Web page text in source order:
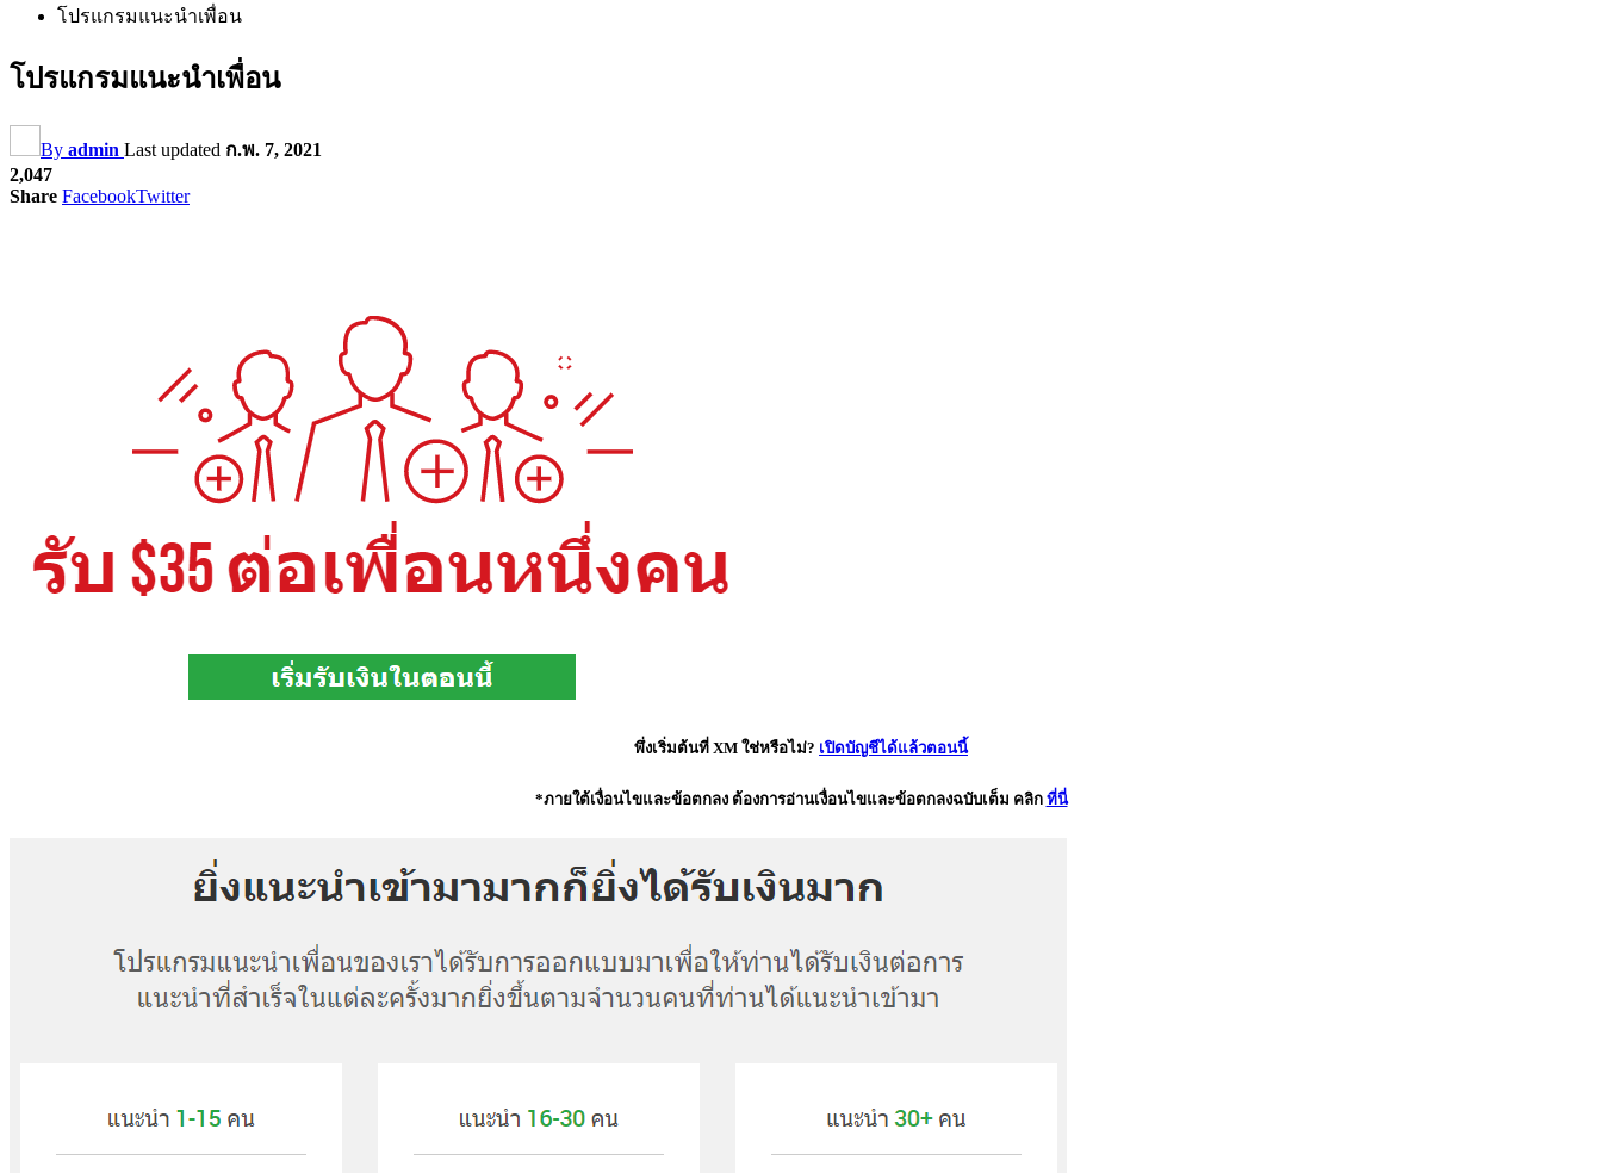
โปรแกรมแนะนำเพื่อน
โปรแกรมแนะนำเพื่อน
By admin Last updated ก.พ. 7, 2021
2,047
Share FacebookTwitter
พึ่งเริ่มต้นที่ XM ใช่หรือไม่? เปิดบัญชีได้แล้วตอนนี้
*ภายใต้เงื่อนไขและข้อตกลง ต้องการอ่านเงื่อนไขและข้อตกลงฉบับเต็ม คลิก ที่นี่